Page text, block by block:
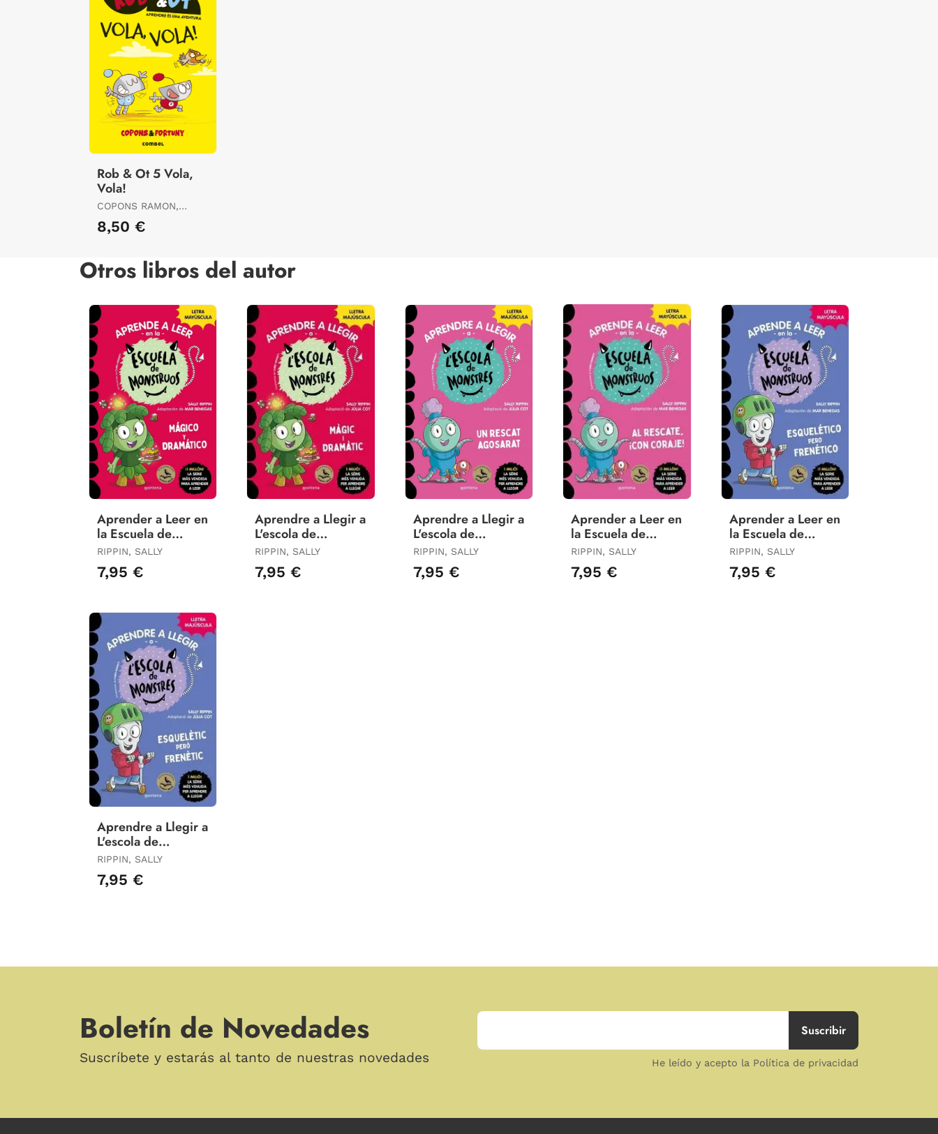
Rob & Ot 5 Vola,
Vola!
COPONS RAMON,
8,50 €
Otros libros del autor
Aprender a Leer en
la Escuela de
Monstruos 23 -
Mágico y
Dramático
RIPPIN, SALLY
7,95 €
Aprendre a Llegir a
L'escola de
Monstres 23 -
Magic I Dramatic
RIPPIN, SALLY
7,95 €
Aprendre a Llegir a
L'escola de
Monstres 22 - un
Rescat Agosarat
RIPPIN, SALLY
7,95 €
Aprender a Leer en
la Escuela de
Monstruos 22 - Al
Rescate, ¡Con
Coraje!
RIPPIN, SALLY
7,95 €
Aprender a Leer en
la Escuela de
Monstruos 21 -
Esquelético Pero
Frenético
RIPPIN, SALLY
7,95 €
Aprendre a Llegir a
L'escola de
Monstres 21 -
Esquelètic Però
Frenètic
RIPPIN, SALLY
7,95 €
Boletín de Novedades
Suscríbete y estarás al tanto de nuestras novedades He leído y acepto la Política de privacidad